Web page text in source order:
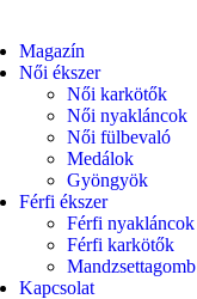
Magazín
Női ékszer
Női karkötők
Női nyakláncok
Női fülbevaló
Medálok
Gyöngyök
Férfi ékszer
Férfi nyakláncok
Férfi karkötők
Mandzsettagomb
Kapcsolat